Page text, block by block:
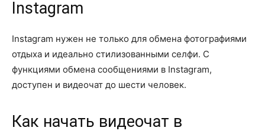
Instagram
Instagram нужен не только для обмена фотографиями
отдыха и идеально стилизованными селфи. С
функциями обмена сообщениями в Instagram,
доступен и видеочат до шести человек.
Как начать видеочат в